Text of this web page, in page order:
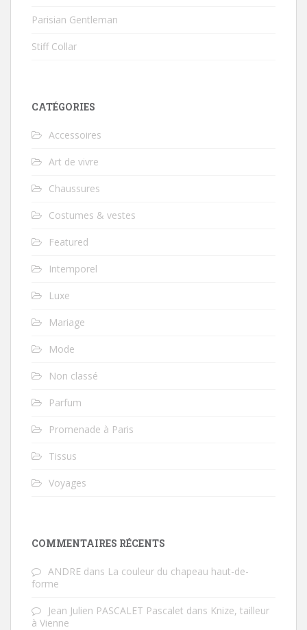
Parisian Gentleman
Stiff Collar
CATÉGORIES
Accessoires
Art de vivre
Chaussures
Costumes & vestes
Featured
Intemporel
Luxe
Mariage
Mode
Non classé
Parfum
Promenade à Paris
Tissus
Voyages
COMMENTAIRES RÉCENTS
ANDRE dans La couleur du chapeau haut-de-
forme
Jean Julien PASCALET Pascalet dans Knize, tailleur
à Vienne